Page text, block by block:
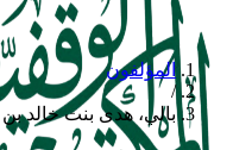
المؤلفون
/
بالي، هدى بنت خالد بن